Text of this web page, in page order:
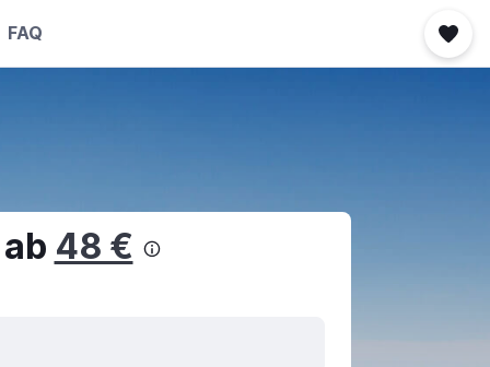
FAQ
48 €